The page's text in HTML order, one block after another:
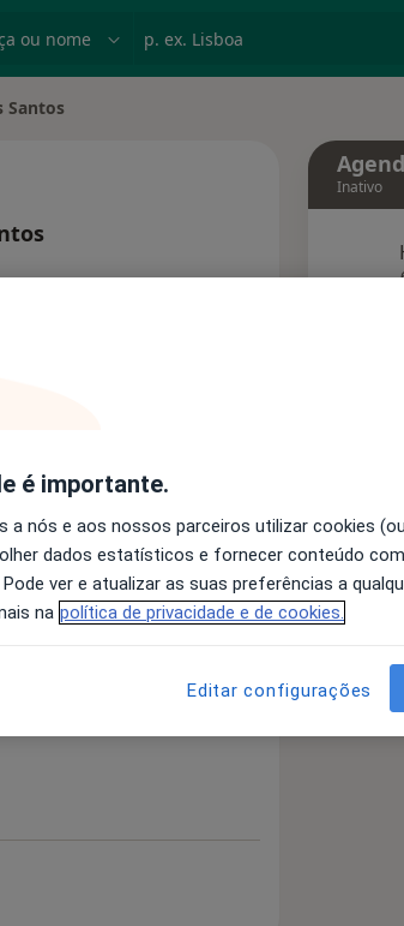
Santos
um atendimento
Opiniões
Inativo
é importante.
a nós e aos nossos parceiros utilizar cookies
dados estatísticos e fornecer conteúdo
ver e atualizar as suas preferências a
na política de privacidade e de cookies.
Editar configurações